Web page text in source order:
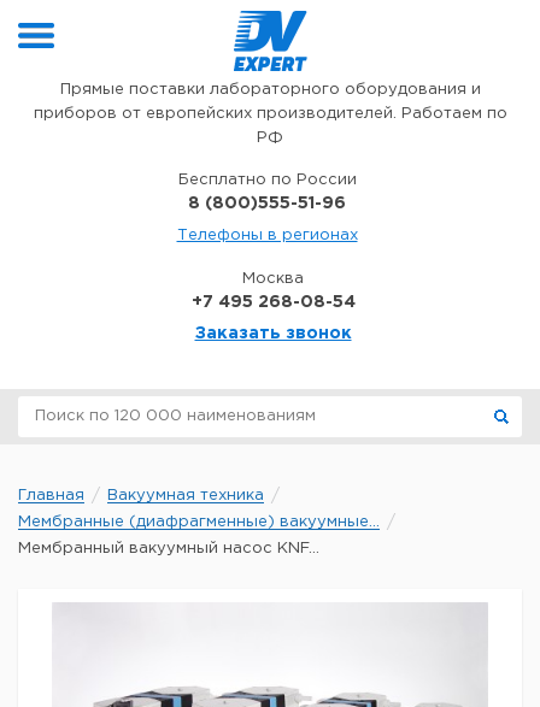
Прямые поставки лабораторного оборудования и
приборов от европейских производителей. Работаем по
РФ
Бесплатно по России
8 (800)555-51-96
Телефоны в регионах
Москва
+7 495 268-08-54
Заказать звонок
Главная
Вакуумная техника
Мембранные (диафрагменные) вакуумные...
Мембранный вакуумный насос KNF...